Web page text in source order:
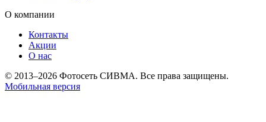
О компании
Контакты
Акции
О нас
© 2013–2026 Фотосеть СИВМА. Все права защищены.
Мобильная версия